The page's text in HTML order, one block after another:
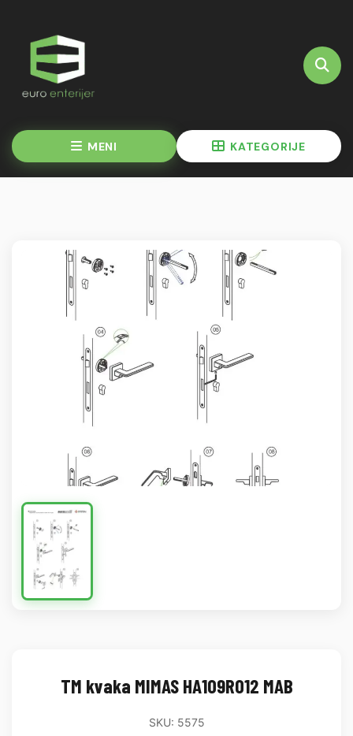
MENI KATEGORIJE
TM kvaka MIMAS HA109R012 MAB
SKU: 5575